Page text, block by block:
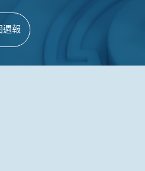
週報